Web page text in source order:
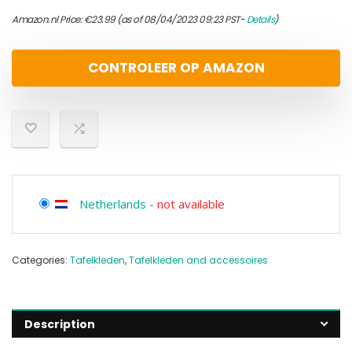
Amazon.nl Price:€23.99(as of 08/04/2023 09:23 PST-Details)
CONTROLEER OP AMAZON
Netherlands - not available
Categories: Tafelkleden,Tafelkleden and accessoires
Description